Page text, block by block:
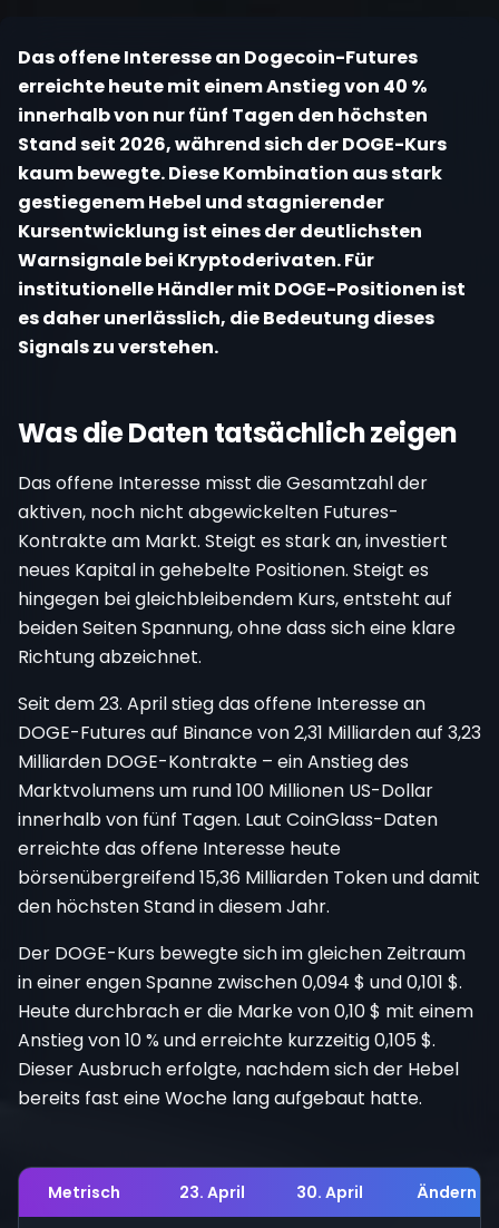
Das offene Interesse an Dogecoin-Futures
erreichte heute mit einem Anstieg von 40 %
innerhalb von nur fünf Tagen den höchsten
Stand seit 2026, während sich der DOGE-Kurs
kaum bewegte. Diese Kombination aus stark
gestiegenem Hebel und stagnierender
Kursentwicklung ist eines der deutlichsten
Warnsignale bei Kryptoderivaten. Für
institutionelle Händler mit DOGE-Positionen ist
es daher unerlässlich, die Bedeutung dieses
Signals zu verstehen.
Was die Daten tatsächlich zeigen
Das offene Interesse misst die Gesamtzahl der
aktiven, noch nicht abgewickelten Futures-
Kontrakte am Markt. Steigt es stark an, investiert
neues Kapital in gehebelte Positionen. Steigt es
hingegen bei gleichbleibendem Kurs, entsteht auf
beiden Seiten Spannung, ohne dass sich eine klare
Richtung abzeichnet.
Seit dem 23. April stieg das offene Interesse an
DOGE-Futures auf Binance von 2,31 Milliarden auf 3,23
Milliarden DOGE-Kontrakte – ein Anstieg des
Marktvolumens um rund 100 Millionen US-Dollar
innerhalb von fünf Tagen. Laut CoinGlass-Daten
erreichte das offene Interesse heute
börsenübergreifend 15,36 Milliarden Token und damit
den höchsten Stand in diesem Jahr.
Der DOGE-Kurs bewegte sich im gleichen Zeitraum
in einer engen Spanne zwischen 0,094 $ und 0,101 $.
Heute durchbrach er die Marke von 0,10 $ mit einem
Anstieg von 10 % und erreichte kurzzeitig 0,105 $.
Dieser Ausbruch erfolgte, nachdem sich der Hebel
bereits fast eine Woche lang aufgebaut hatte.
Metrisch 23. April 30. April Ändern